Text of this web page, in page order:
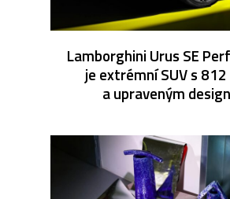
Lamborghini Urus SE
je extrémní SUV s
a upraveným